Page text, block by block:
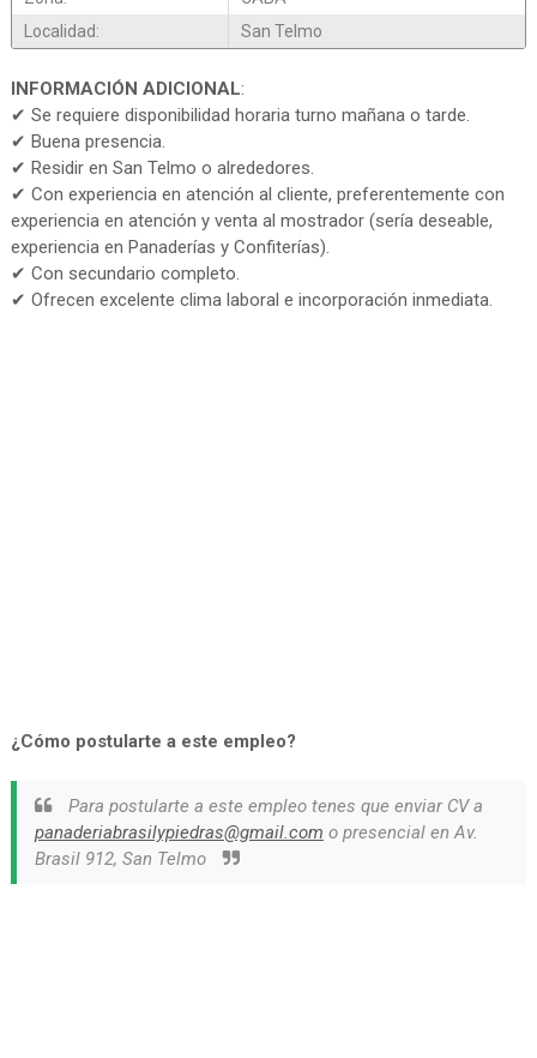
Localidad:
San Telmo
INFORMACIÓN ADICIONAL:
✔ Se requiere disponibilidad horaria turno mañana o tarde.
✔ Buena presencia.
✔ Residir en San Telmo o alrededores.
✔ Con experiencia en atención al cliente, preferentemente con
experiencia en atención y venta al mostrador (sería deseable,
experiencia en Panaderías y Confiterías).
✔ Con secundario completo.
✔ Ofrecen excelente clima laboral e incorporación inmediata.
¿Cómo postularte a este empleo?
Para postularte a este empleo tenes que enviar CV a
panaderiabrasilypiedras@gmail.com o presencial en Av.
Brasil 912, San Telmo